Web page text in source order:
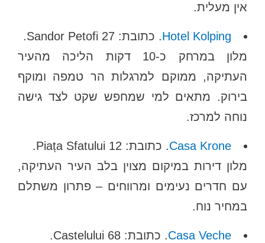
אין מעלית.
Hotel Kolping. כתובת: Sandor Petofi 27.
מלון במרחק כ-10 דקות הליכה מהעיר
העתיקה, ממוקם למרגלות הר טמפה ומוקף
בירוק. מתאים למי שמחפש שקט לצד גישה
נוחה למרכז.
Casa Krone. כתובת: Piața Sfatului 12.
מלון דירות במיקום מצוין בלב העיר העתיקה,
עם חדרים נעימים ומרווחים – פתרון משתלם
במחיר נוח.
Casa Veche. כתובת: Castelului 68.